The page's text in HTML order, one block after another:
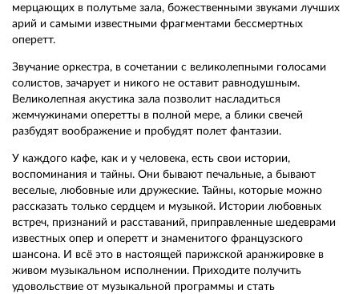
мерцающих в полутьме зала, божественными звуками лучших
арий и самыми известными фрагментами бессмертных
оперетт.
Звучание оркестра, в сочетании с великолепными голосами
солистов, зачарует и никого не оставит равнодушным.
Великолепная акустика зала позволит насладиться
жемчужинами оперетты в полной мере, а блики свечей
разбудят воображение и пробудят полет фантазии.
У каждого кафе, как и у человека, есть свои истории,
воспоминания и тайны. Они бывают печальные, а бывают
веселые, любовные или дружеские. Тайны, которые можно
рассказать только сердцем и музыкой. Истории любовных
встреч, признаний и расставаний, приправленные шедеврами
известных опер и оперетт и знаменитого французского
шансона. И всё это в настоящей парижской аранжировке в
живом музыкальном исполнении. Приходите получить
удовольствие от музыкальной программы и стать